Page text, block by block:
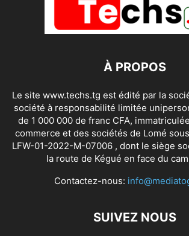
À PROPOS
Le site www.techs.tg est édité par la
société à responsabilité limitée
de 1 000 000 de franc CFA,
commerce et des sociétés de Lomé
LFW-01-2022-M-07006 , dont le siège
la route de Kégué en face du
Contactez-nous:
SUIVEZ NOUS